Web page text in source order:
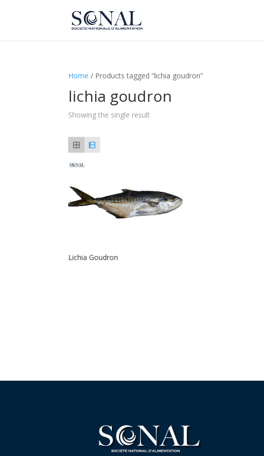
Home / Products tagged “lichia goudron”
lichia goudron
Showing the single result
Lichia Goudron